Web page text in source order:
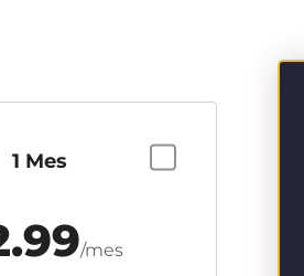
1 Mes
/mes